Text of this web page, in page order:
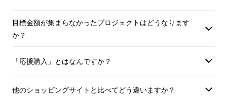
・減農薬栽培のお米「丹波米」を特別
で販売していく予定です。是非ご賞味
・Makuake終了後の919Quick専用ガ
・減農薬栽培のお
・Makuake終了後
目標金額が集まらなかったプロジェクトはどうなります
か？
「応援購入」とはなんですか？
他のショッピングサイトと比べてどう違いますか？